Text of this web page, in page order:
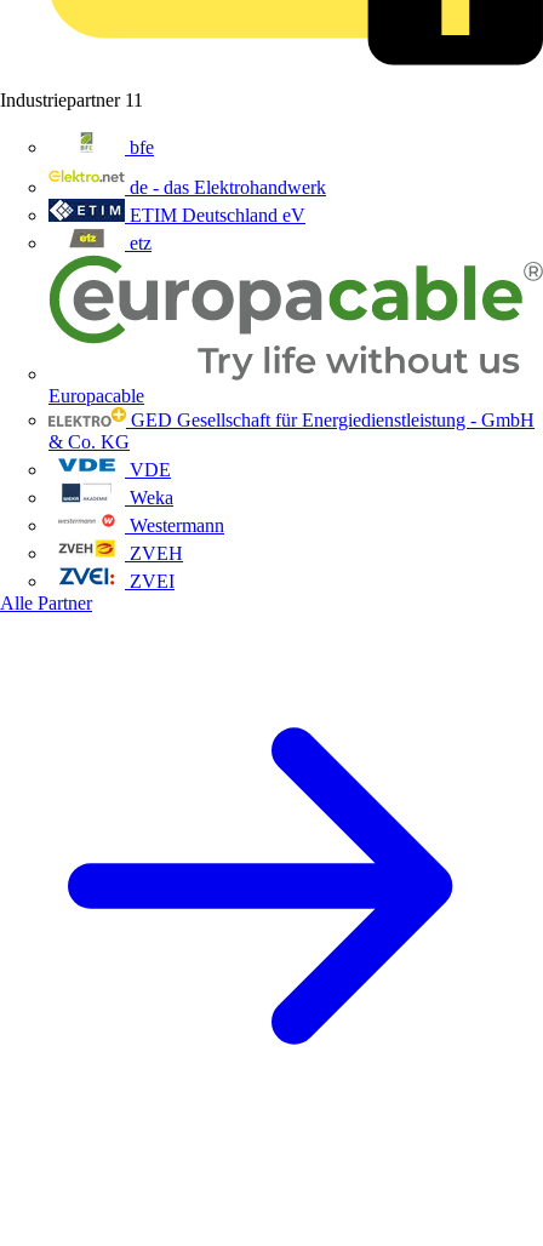
Industriepartner 11
bfe
de - das Elektrohandwerk
ETIM Deutschland eV
etz
Europacable
GED Gesellschaft für Energiedienstleistung - GmbH
& Co. KG
VDE
Weka
Westermann
ZVEH
ZVEI
Alle Partner